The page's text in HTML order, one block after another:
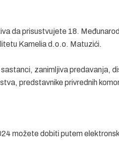
da prisustvujete 18.
Kamelia d.o.o. Matuzići.
zanimljiva predavanja,
predstavnike privrednih
možete dobiti putem